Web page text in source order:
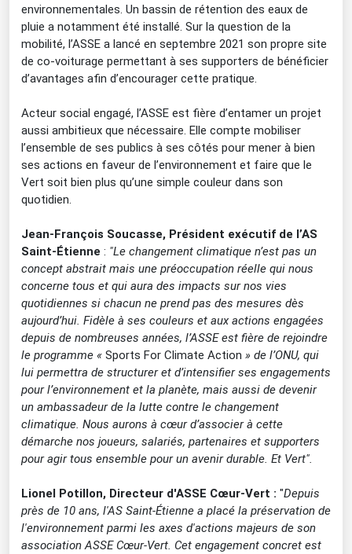
environnementales. Un bassin de rétention des eaux de
pluie a notamment été installé. Sur la question de la
mobilité, l’ASSE a lancé en septembre 2021 son propre site
de co-voiturage permettant à ses supporters de bénéficier
d’avantages afin d’encourager cette pratique.
Acteur social engagé, l’ASSE est fière d’entamer un projet
aussi ambitieux que nécessaire. Elle compte mobiliser
l’ensemble de ses publics à ses côtés pour mener à bien
ses actions en faveur de l’environnement et faire que le
Vert soit bien plus qu’une simple couleur dans son
quotidien.
Jean-François Soucasse, Président exécutif de l’AS
Saint-Étienne : "Le changement climatique n’est pas un
concept abstrait mais une préoccupation réelle qui nous
concerne tous et qui aura des impacts sur nos vies
quotidiennes si chacun ne prend pas des mesures dès
aujourd’hui. Fidèle à ses couleurs et aux actions engagées
depuis de nombreuses années, l’ASSE est fière de rejoindre
le programme « Sports For Climate Action » de l’ONU, qui
lui permettra de structurer et d’intensifier ses engagements
pour l’environnement et la planète, mais aussi de devenir
un ambassadeur de la lutte contre le changement
climatique. Nous aurons à cœur d’associer à cette
démarche nos joueurs, salariés, partenaires et supporters
pour agir tous ensemble pour un avenir durable. Et Vert".
Lionel Potillon, Directeur d'ASSE Cœur-Vert : "Depuis
près de 10 ans, l'AS Saint-Étienne a placé la préservation de
l'environnement parmi les axes d'actions majeurs de son
association ASSE Cœur-Vert. Cet engagement concret est